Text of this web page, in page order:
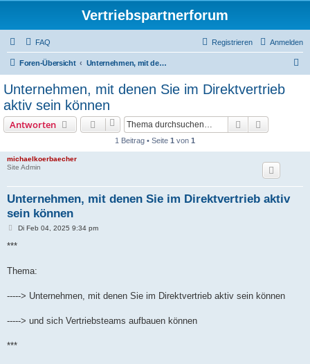
Vertriebspartnerforum
FAQ Anmelden
Registrieren
Foren-Übersicht Unternehmen, mit denen Sie im Direktvertrieb aktiv sein können
Unternehmen, mit denen Sie im Direktvertrieb
aktiv sein können
Antworten Suche
1 Beitrag • Seite 1 von 1
michaelkoerbaecher
Site Admin
Unternehmen, mit denen Sie im Direktvertrieb aktiv
sein können
B
i
a
Di Feb 04, 2025 9:34 pm
***
Thema:
-----> Unternehmen, mit denen Sie im Direktvertrieb aktiv sein können
-----> und sich Vertriebsteams aufbauen können
***